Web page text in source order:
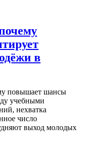
в
повышает шансы
учебными
нехватка
число
выход молодых